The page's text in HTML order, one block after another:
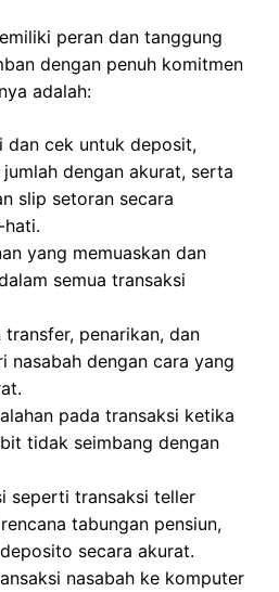
peran dan tanggung
dengan penuh komitmen
adalah:
dan cek untuk deposit,
dengan akurat, serta
slip setoran secara
hati.
yang memuaskan dan
semua transaksi
penarikan, dan
nasabah dengan cara yang
pada transaksi ketika
tidak seimbang dengan
seperti transaksi teller
tabungan pensiun,
secara akurat.
nasabah ke komputer